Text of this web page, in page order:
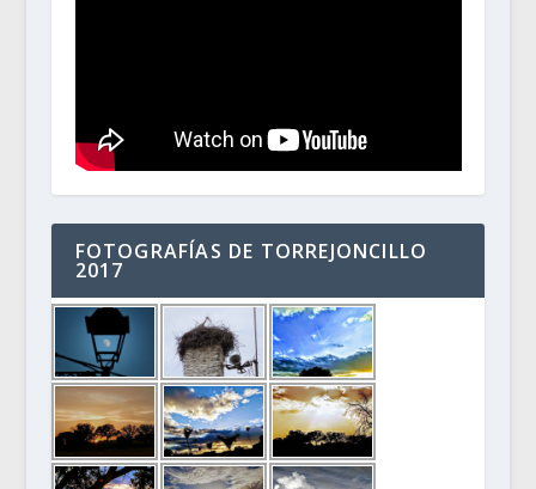
FOTOGRAFÍAS DE TORREJONCILLO
2017